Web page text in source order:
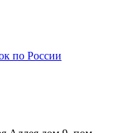
по России